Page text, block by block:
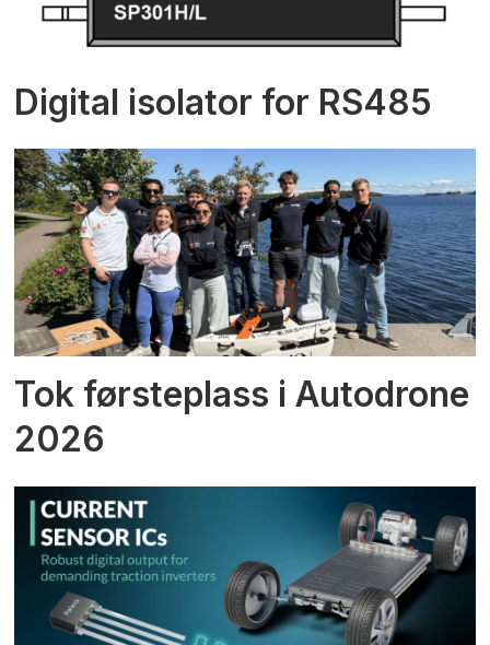
Digital isolator for RS485
Tok førsteplass i Autodrone
2026